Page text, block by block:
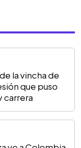
la vincha de
que puso
carrera